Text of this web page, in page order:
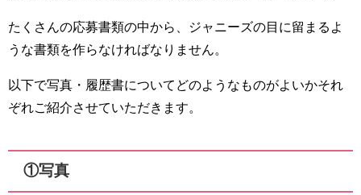
たくさんの応募書類の中から、ジャニーズの目に留まるよ
うな書類を作らなければなりません。
以下で写真・履歴書についてどのようなものがよいかそれ
ぞれご紹介させていただきます。
①写真